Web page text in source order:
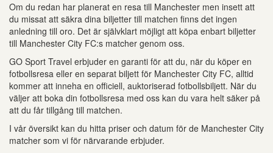
Om du redan har planerat en resa till Manchester men insett att
du missat att säkra dina biljetter till matchen finns det ingen
anledning till oro. Det är självklart möjligt att köpa enbart biljetter
till Manchester City FC:s matcher genom oss.
GO Sport Travel erbjuder en garanti för att du, när du köper en
fotbollsresa eller en separat biljett för Manchester City FC, alltid
kommer att inneha en officiell, auktoriserad fotbollsbiljett. När du
väljer att boka din fotbollsresa med oss kan du vara helt säker på
att du får tillgång till matchen.
I vår översikt kan du hitta priser och datum för de Manchester City
matcher som vi för närvarande erbjuder.